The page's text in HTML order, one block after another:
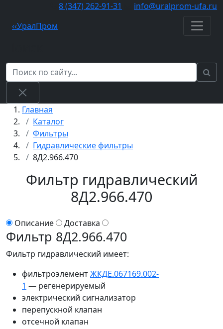
8 (347) 262‑91‑31
info@uralprom-ufa.ru
‹‹УралПром
Главная
Каталог
Фильтры
Гидравлические фильтры
8Д2.966.470
Фильтр гидравлический
8Д2.966.470
Описание Доставка
Фильтр 8Д2.966.470
Фильтр гидравлический имеет:
фильтроэлементЖКДЕ.067169.002-
1 — регенерируемый
электрический сигнализатор
перепускной клапан
отсечной клапан